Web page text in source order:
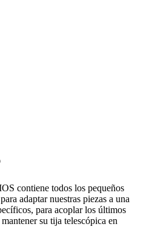
contiene todos los pequeños
adaptar nuestras piezas a una
para acoplar los últimos
su tija telescópica en